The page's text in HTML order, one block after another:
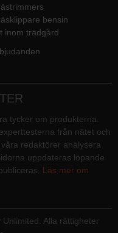
bensin
inom trädgård
tycker om produkterna.
från nätet och
redaktörer analysera
uppdateras löpande
Läs mer om
Alla rättigheter